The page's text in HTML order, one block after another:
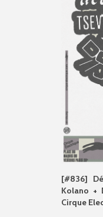
[#836]
Kolano +
Cirque